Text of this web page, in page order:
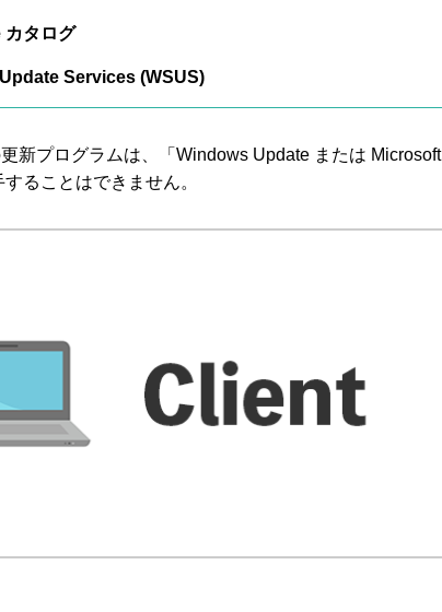
タログ
Services (WSUS)
新プログラムは、「Windows Update または Microsoft
ることはできません。